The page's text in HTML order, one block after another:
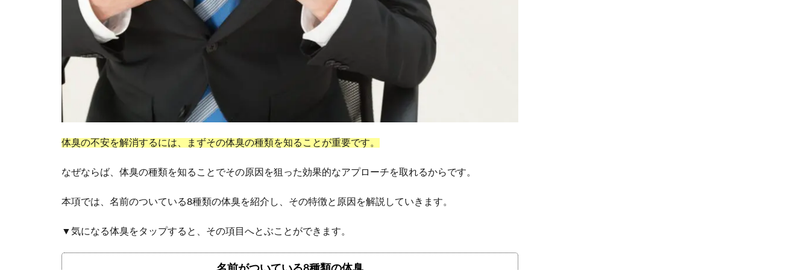
体臭の不安を解消するには、まずその体臭の種類を知ることが重要です。
なぜならば、体臭の種類を知ることでその原因を狙った効果的なアプローチを取れるからです。
本項では、名前のついている8種類の体臭を紹介し、その特徴と原因を解説していきます。
▼気になる体臭をタップすると、その項目へとぶことができます。